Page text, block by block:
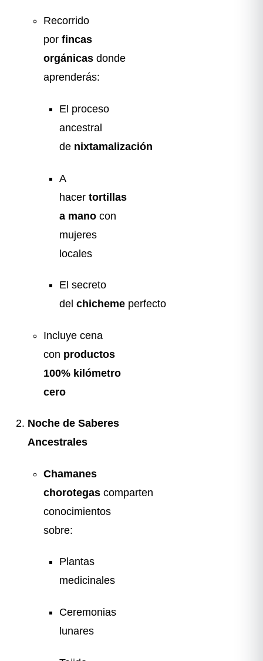
Recorrido
por fincas
orgánicas donde
aprenderás:
El proceso
ancestral
de nixtamalización
A
hacer tortillas
a mano con
mujeres
locales
El secreto
del chicheme perfecto
Incluye cena
con productos
100% kilómetro
cero
Noche de Saberes
Ancestrales
Chamanes
chorotegas comparten
conocimientos
sobre:
Plantas
medicinales
Ceremonias
lunares